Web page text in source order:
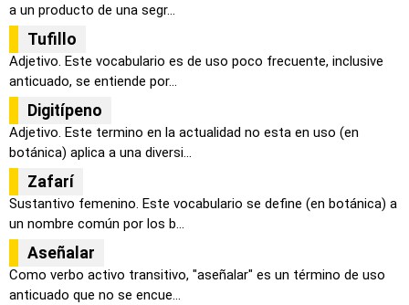
a un producto de una segr...
Tufillo
Adjetivo. Este vocabulario es de uso poco frecuente, inclusive
anticuado, se entiende por...
Digitípeno
Adjetivo. Este termino en la actualidad no esta en uso (en
botánica) aplica a una diversi...
Zafarí
Sustantivo femenino. Este vocabulario se define (en botánica) a
un nombre común por los b...
Aseñalar
Como verbo activo transitivo, "aseñalar" es un término de uso
anticuado que no se encue...